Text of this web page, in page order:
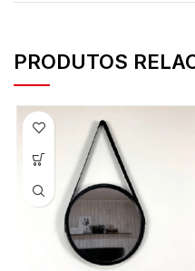
PRODUTOS